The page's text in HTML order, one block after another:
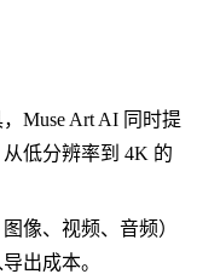
Muse Art AI 同时提
低分辨率到 4K 的
像、视频、音频）
出成本。